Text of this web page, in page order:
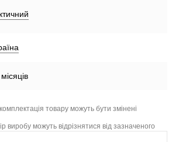
товару можуть бути змінені
виробу можуть відрізнятися від зазначеного